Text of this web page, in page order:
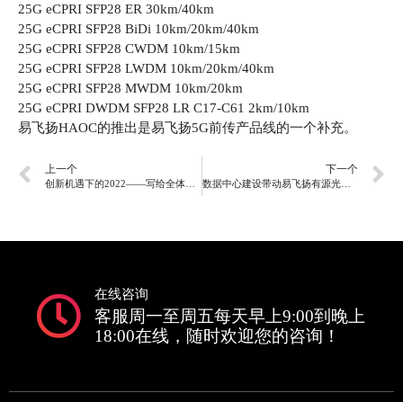
25G eCPRI SFP28 ER 30km/40km
25G eCPRI SFP28 BiDi 10km/20km/40km
25G eCPRI SFP28 CWDM 10km/15km
25G eCPRI SFP28 LWDM 10km/20km/40km
25G eCPRI SFP28 MWDM 10km/20km
25G eCPRI DWDM SFP28 LR C17-C61 2km/10km
易飞扬HAOC的推出是易飞扬5G前传产品线的一个补充。
上一个 下一个
数据中心建设带动易飞扬有源光缆研产测实践出真知
在线咨询
客服周一至周五每天早上9:00到晚上
18:00在线，随时欢迎您的咨询！